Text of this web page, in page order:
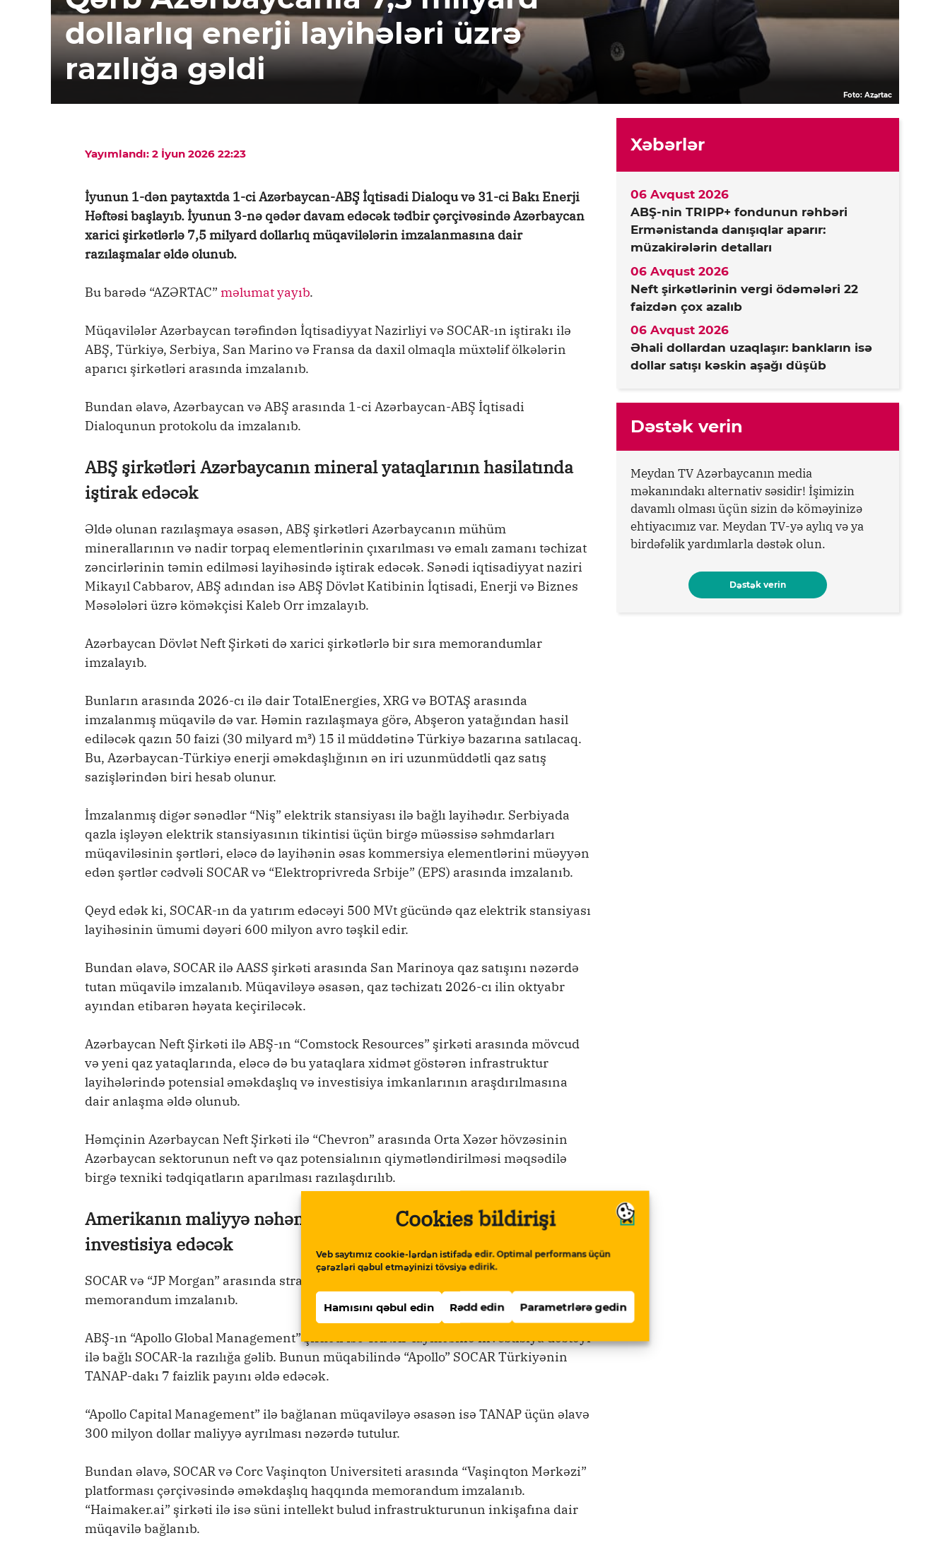
Cookies bildirişi
Veb saytımız cookie-lərdən istifadə edir. Optimal performans üçün
çərəzləri qəbul etməyinizi tövsiyə edirik.
Hamısını qəbul edin Rədd edin Parametrlərə gedin
dollarlıq enerji layihələri üzrə
razılığa gəldi
Foto: Azərtac
Yayımlandı: 2 İyun 2026 22:23
İyunun 1-dən paytaxtda 1-ci Azərbaycan-ABŞ İqtisadi Dialoqu və 31-ci Bakı Enerji
Həftəsi başlayıb. İyunun 3-nə qədər davam edəcək tədbir çərçivəsində Azərbaycan
xarici şirkətlərlə 7,5 milyard dollarlıq müqavilələrin imzalanmasına dair
razılaşmalar əldə olunub.
Bu barədə “AZƏRTAC” məlumat yayıb.
Müqavilələr Azərbaycan tərəfindən İqtisadiyyat Nazirliyi və SOCAR-ın iştirakı ilə
ABŞ, Türkiyə, Serbiya, San Marino və Fransa da daxil olmaqla müxtəlif ölkələrin
aparıcı şirkətləri arasında imzalanıb.
Bundan əlavə, Azərbaycan və ABŞ arasında 1-ci Azərbaycan-ABŞ İqtisadi
Dialoqunun protokolu da imzalanıb.
ABŞ şirkətləri Azərbaycanın mineral yataqlarının hasilatında
iştirak edəcək
Əldə olunan razılaşmaya əsasən, ABŞ şirkətləri Azərbaycanın mühüm
minerallarının və nadir torpaq elementlərinin çıxarılması və emalı zamanı təchizat
zəncirlərinin təmin edilməsi layihəsində iştirak edəcək. Sənədi iqtisadiyyat naziri
Mikayıl Cabbarov, ABŞ adından isə ABŞ Dövlət Katibinin İqtisadi, Enerji və Biznes
Məsələləri üzrə köməkçisi Kaleb Orr imzalayıb.
Azərbaycan Dövlət Neft Şirkəti də xarici şirkətlərlə bir sıra memorandumlar
imzalayıb.
Bunların arasında 2026-cı ilə dair TotalEnergies, XRG və BOTAŞ arasında
imzalanmış müqavilə də var. Həmin razılaşmaya görə, Abşeron yatağından hasil
ediləcək qazın 50 faizi (30 milyard m³) 15 il müddətinə Türkiyə bazarına satılacaq.
Bu, Azərbaycan-Türkiyə enerji əməkdaşlığının ən iri uzunmüddətli qaz satış
sazişlərindən biri hesab olunur.
İmzalanmış digər sənədlər “Niş” elektrik stansiyası ilə bağlı layihədır. Serbiyada
qazla işləyən elektrik stansiyasının tikintisi üçün birgə müəssisə səhmdarları
müqaviləsinin şərtləri, eləcə də layihənin əsas kommersiya elementlərini müəyyən
edən şərtlər cədvəli SOCAR və “Elektroprivreda Srbije” (EPS) arasında imzalanıb.
Qeyd edək ki, SOCAR-ın da yatırım edəcəyi 500 MVt gücündə qaz elektrik stansiyası
layihəsinin ümumi dəyəri 600 milyon avro təşkil edir.
Bundan əlavə, SOCAR ilə AASS şirkəti arasında San Marinoya qaz satışını nəzərdə
tutan müqavilə imzalanıb. Müqaviləyə əsasən, qaz təchizatı 2026-cı ilin oktyabr
ayından etibarən həyata keçiriləcək.
Azərbaycan Neft Şirkəti ilə ABŞ-ın “Comstock Resources” şirkəti arasında mövcud
və yeni qaz yataqlarında, eləcə də bu yataqlara xidmət göstərən infrastruktur
layihələrində potensial əməkdaşlıq və investisiya imkanlarının araşdırılmasına
dair anlaşma əldə olunub.
Həmçinin Azərbaycan Neft Şirkəti ilə “Chevron” arasında Orta Xəzər hövzəsinin
Azərbaycan sektorunun neft və qaz potensialının qiymətləndirilməsi məqsədilə
birgə texniki tədqiqatların aparılması razılaşdırılıb.
Amerikanın maliyyə nəhəngləri Azərbaycan enerji layihələrinə
investisiya edəcək
SOCAR və “JP Morgan” arasında strateji layihələrin maliyyələşdirilməsi üzrə
memorandum imzalanıb.
ABŞ-ın “Apollo Global Management” şirkəti isə TANAP layihəsinə investisiya dəstəyi
ilə bağlı SOCAR-la razılığa gəlib. Bunun müqabilində “Apollo” SOCAR Türkiyənin
TANAP-dakı 7 faizlik payını əldə edəcək.
“Apollo Capital Management” ilə bağlanan müqaviləyə əsasən isə TANAP üçün əlavə
300 milyon dollar maliyyə ayrılması nəzərdə tutulur.
Bundan əlavə, SOCAR və Corc Vaşinqton Universiteti arasında “Vaşinqton Mərkəzi”
platforması çərçivəsində əməkdaşlıq haqqında memorandum imzalanıb.
“Haimaker.ai” şirkəti ilə isə süni intellekt bulud infrastrukturunun inkişafına dair
müqavilə bağlanıb.
Xəbərlər
ABŞ-nin TRIPP+ fondunun rəhbəri
Ermənistanda danışıqlar aparır:
müzakirələrin detalları
06 Avqust 2026
Neft şirkətlərinin vergi ödəmələri 22
faizdən çox azalıb
06 Avqust 2026
Əhali dollardan uzaqlaşır: bankların isə
dollar satışı kəskin aşağı düşüb
06 Avqust 2026
Dəstək verin
Meydan TV Azərbaycanın media
məkanındakı alternativ səsidir! İşimizin
davamlı olması üçün sizin də köməyinizə
ehtiyacımız var. Meydan TV-yə aylıq və ya
birdəfəlik yardımlarla dəstək olun.
Dəstək verin